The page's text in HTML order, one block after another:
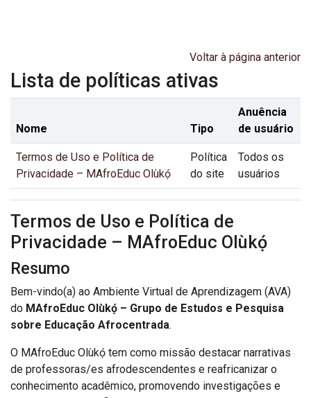
Voltar à página anterior
Lista de políticas ativas
Nome Tipo
Anuência
de usuário
Termos de Uso e Política de
Privacidade – MAfroEduc Olùkọ́
Política
do site
Todos os
usuários
Termos de Uso e Política de
Privacidade – MAfroEduc Olùkọ́
Resumo
Bem-vindo(a) ao Ambiente Virtual de Aprendizagem (AVA)
do MAfroEduc Olùkọ́ – Grupo de Estudos e Pesquisa
sobre Educação Afrocentrada.
O MAfroEduc Olùkọ́ tem como missão destacar narrativas
de professoras/es afrodescendentes e reafricanizar o
conhecimento acadêmico, promovendo investigações e